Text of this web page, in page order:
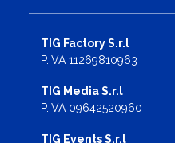
TIG Factory S.r.l
P.IVA 11269810963
TIG Media S.r.l
P.IVA 09642520960
TIG Events S.r.l